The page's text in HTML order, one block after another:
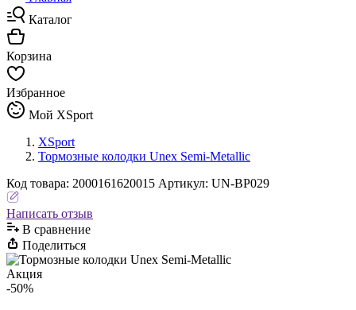
Каталог
Корзина
Избранное
Мой XSport
XSport
Тормозные колодки Unex Semi-Metallic
Код товара: 2000161620015 Артикул: UN-BP029
Написать отзыв
В сравнениe
Поделиться
Акция
-50%